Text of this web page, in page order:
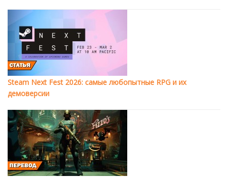
Steam Next Fest 2026: самые любопытные RPG и их
демоверсии